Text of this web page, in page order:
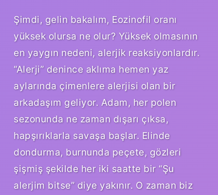
Şimdi, gelin bakalım, Eozinofil oranı
yüksek olursa ne olur? Yüksek olmasının
en yaygın nedeni, alerjik reaksiyonlardır.
“Alerji” denince aklıma hemen yaz
aylarında çimenlere alerjisi olan bir
arkadaşım geliyor. Adam, her polen
sezonunda ne zaman dışarı çıksa,
hapşırıklarla savaşa başlar. Elinde
dondurma, burnunda peçete, gözleri
şişmiş şekilde her iki saatte bir “Şu
alerjim bitse” diye yakınır. O zaman biz